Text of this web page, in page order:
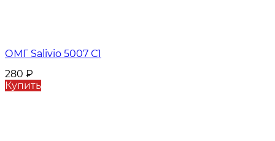
ОМГ Salivio 5007 С1
280 ₽
Купить